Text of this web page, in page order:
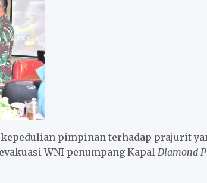
pimpinan terhadap prajurit
WNI penumpang Kapal Diamond